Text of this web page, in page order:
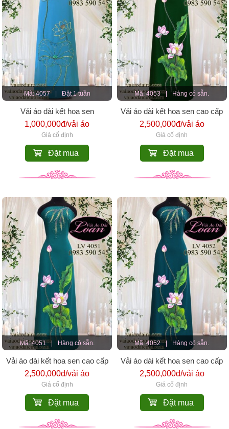
Mã: 4057 Đặt 1 tuần
Vải áo dài kết hoa sen
1,000,000đ/vải áo
Giá cố định
Đặt mua
Mã: 4053 | Hàng có sẵn.
Vải áo dài kết hoa sen cao cấp
2,500,000đ/vải áo
Giá cố định
Đặt mua
Mã: 4051 | Hàng có sẵn.
Vải áo dài kết hoa sen cao cấp
2,500,000đ/vải áo
Giá cố định
Đặt mua
Mã: 4052 | Hàng có sẵn.
Vải áo dài kết hoa sen cao cấp
2,500,000đ/vải áo
Giá cố định
Đặt mua